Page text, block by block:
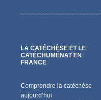
LA CATÉCHÈSE ET LE
CATÉCHUMÉNAT EN
FRANCE
Comprendre la catéchèse
aujourd’hui